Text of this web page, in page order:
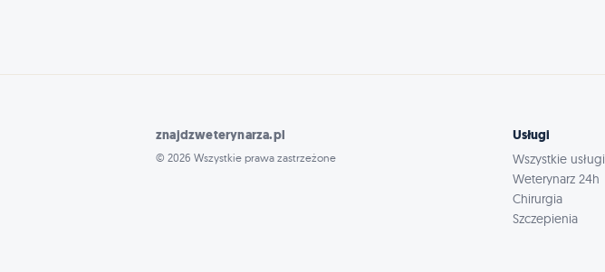
znajdzweterynarza.pl
© 2026 Wszystkie prawa zastrzeżone
Usługi
Wszystkie usługi
Weterynarz 24h
Chirurgia
Szczepienia